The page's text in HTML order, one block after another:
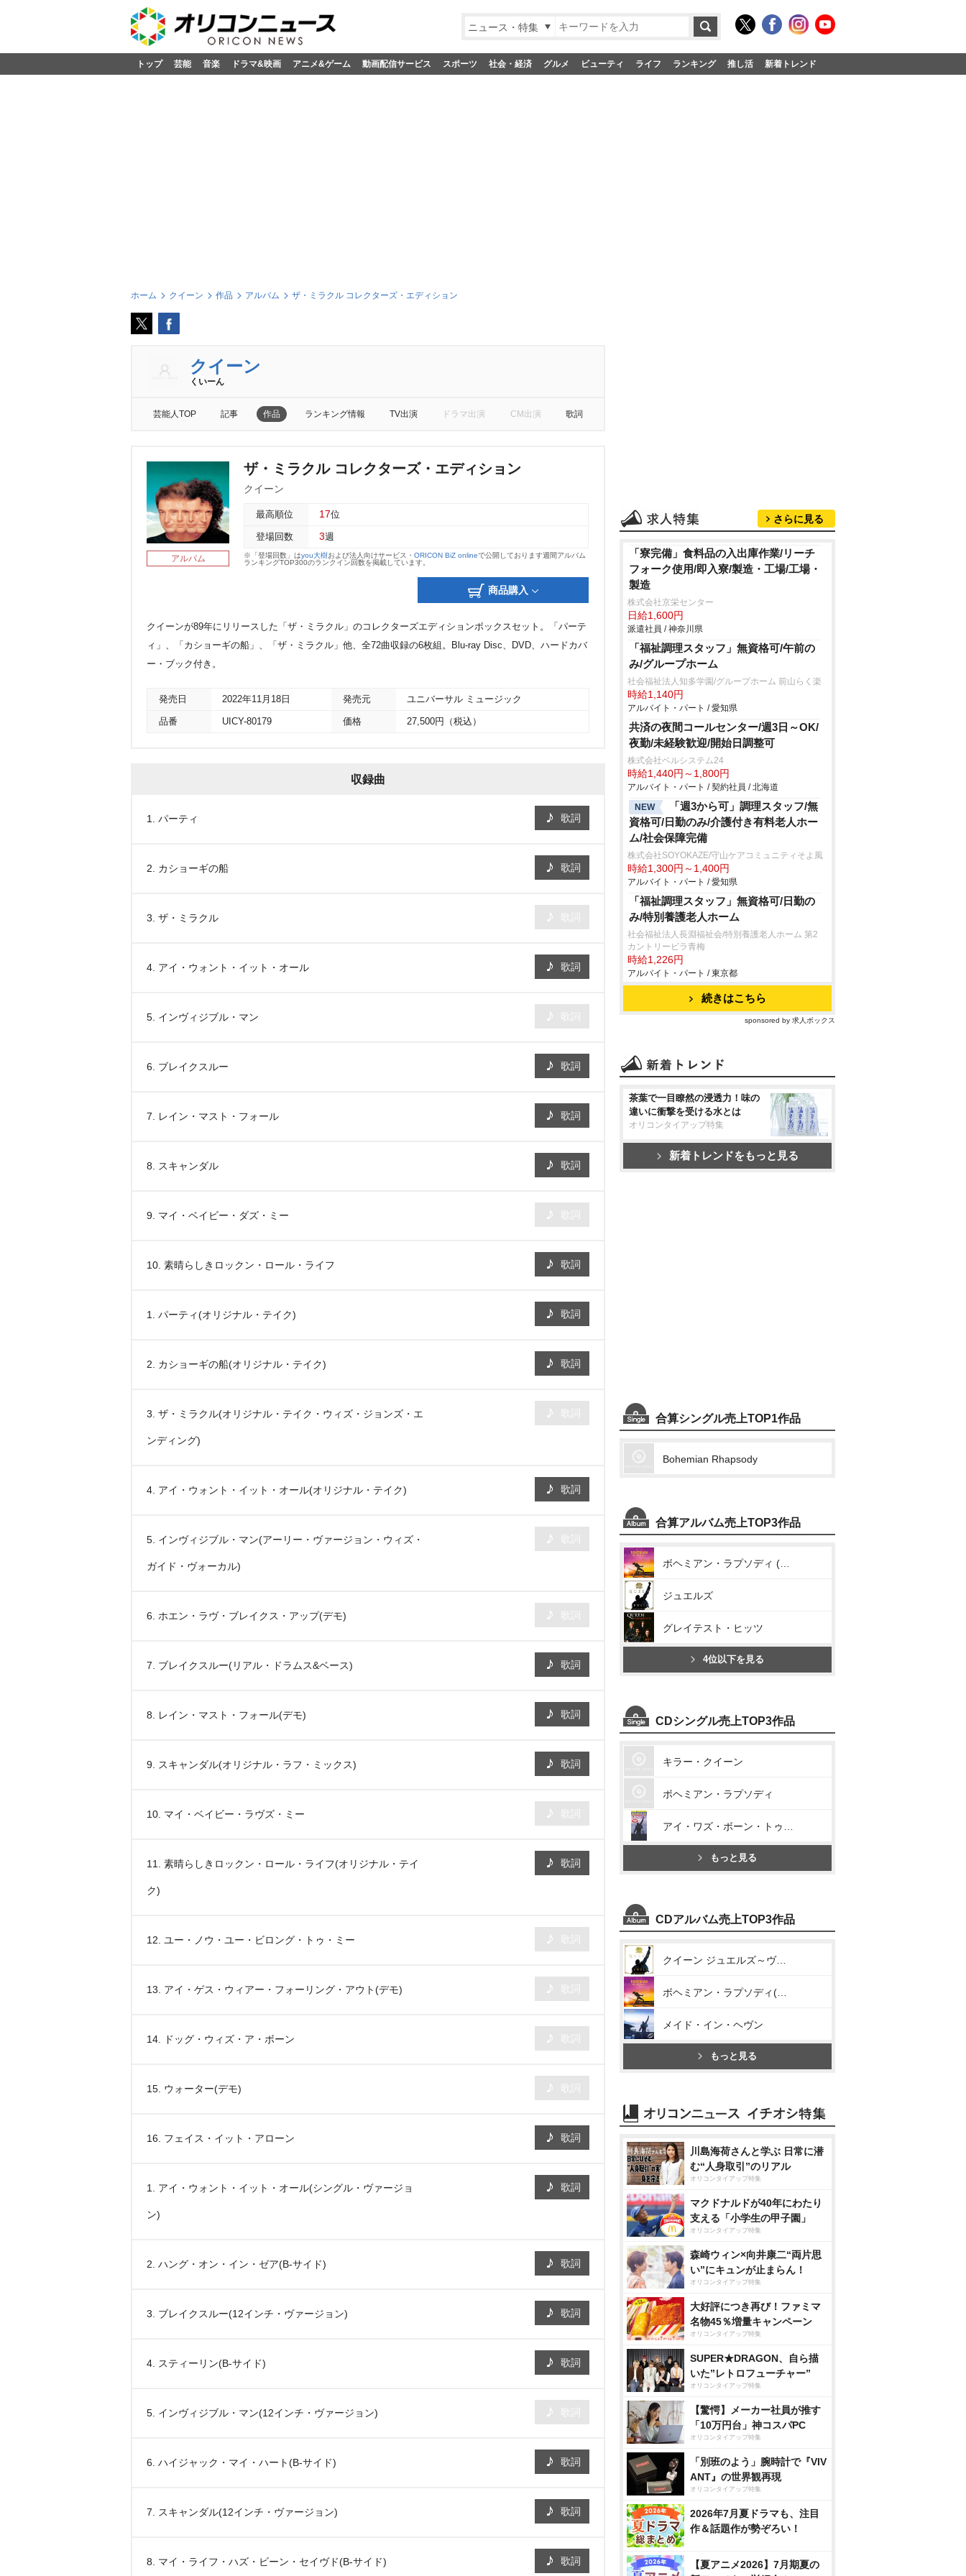
ニュース・特集
トップ 芸能 音楽 ドラマ&映画 アニメ&ゲーム 動画配信サービス スポーツ 社会・経済 グルメ ビューティ ライフ ランキング 推し活 新着トレンド
ホーム クイーン 作品 アルバム ザ・ミラクル コレクターズ・エディション
クイーン
くいーん
芸能人TOP 記事 作品 ランキング情報 TV出演 ドラマ出演 CM出演 歌詞
アルバム
ザ・ミラクル コレクターズ・エディション
クイーン
最高順位 17位
登場回数 3週
※「登場回数」はyou大樹および法人向けサービス・ ORICON BiZ onlineで公開しております週間アルバム
ランキングTOP300のランクイン回数を掲載しています。
商品購入
クイーンが89年にリリースした「ザ・ミラクル」のコレクターズエディションボックスセット。「パーテ
ィ」、「カショーギの船」、「ザ・ミラクル」他、全72曲収録の6枚組。Blu-ray Disc、DVD、ハードカバ
ー・ブック付き。
発売日 2022年11月18日 発売元 ユニバーサル ミュージック
品番 UICY-80179 価格 27,500円（税込）
収録曲
1. パーティ 歌詞
2. カショーギの船 歌詞
3. ザ・ミラクル
4. アイ・ウォント・イット・オール 歌詞
5. インヴィジブル・マン
6. ブレイクスルー 歌詞
7. レイン・マスト・フォール 歌詞
8. スキャンダル 歌詞
9. マイ・ベイビー・ダズ・ミー
10. 素晴らしきロックン・ロール・ライフ 歌詞
1. パーティ(オリジナル・テイク) 歌詞
2. カショーギの船(オリジナル・テイク) 歌詞
3. ザ・ミラクル(オリジナル・テイク・ウィズ・ジョンズ・エ
ンディング)
4. アイ・ウォント・イット・オール(オリジナル・テイク) 歌詞
5. インヴィジブル・マン(アーリー・ヴァージョン・ウィズ・
ガイド・ヴォーカル)
6. ホエン・ラヴ・ブレイクス・アップ(デモ)
7. ブレイクスルー(リアル・ドラムス&ベース) 歌詞
8. レイン・マスト・フォール(デモ) 歌詞
9. スキャンダル(オリジナル・ラフ・ミックス) 歌詞
10. マイ・ベイビー・ラヴズ・ミー
11. 素晴らしきロックン・ロール・ライフ(オリジナル・テイ
ク)
歌詞
12. ユー・ノウ・ユー・ビロング・トゥ・ミー
13. アイ・ゲス・ウィアー・フォーリング・アウト(デモ)
14. ドッグ・ウィズ・ア・ボーン
15. ウォーター(デモ)
16. フェイス・イット・アローン 歌詞
1. アイ・ウォント・イット・オール(シングル・ヴァージョ
ン)
歌詞
2. ハング・オン・イン・ゼア(B-サイド) 歌詞
3. ブレイクスルー(12インチ・ヴァージョン) 歌詞
4. スティーリン(B-サイド) 歌詞
5. インヴィジブル・マン(12インチ・ヴァージョン)
6. ハイジャック・マイ・ハート(B-サイド) 歌詞
7. スキャンダル(12インチ・ヴァージョン) 歌詞
8. マイ・ライフ・ハズ・ビーン・セイヴド(B-サイド) 歌詞
さらに見る
「寮完備」食料品の入出庫作業/リーチ
フォーク使用/即入寮/製造・工場/工場・
製造
株式会社京栄センター
日給1,600円
派遣社員 / 神奈川県
「福祉調理スタッフ」無資格可/午前の
み/グループホーム
社会福祉法人知多学園/グループホーム 前山らく楽
時給1,140円
アルバイト・パート / 愛知県
共済の夜間コールセンター/週3日～OK/
夜勤/未経験歓迎/開始日調整可
株式会社ベルシステム24
時給1,440円～1,800円
アルバイト・パート / 契約社員 / 北海道
NEW
「週3から可」調理スタッフ/無
資格可/日勤のみ/介護付き有料老人ホー
ム/社会保障完備
株式会社SOYOKAZE/守山ケアコミュニティそよ風
時給1,300円～1,400円
アルバイト・パート / 愛知県
「福祉調理スタッフ」無資格可/日勤の
み/特別養護老人ホーム
社会福祉法人長淵福祉会/特別養護老人ホーム 第2
カントリービラ青梅
時給1,226円
アルバイト・パート / 東京都
続きはこちら
sponsored by 求人ボックス
茶葉で一目瞭然の浸透力！味の
違いに衝撃を受ける水とは
オリコンタイアップ特集
新着トレンドをもっと見る
合算シングル売上TOP1作品
Bohemian Rhapsody
合算アルバム売上TOP3作品
ジュエルズ
グレイテスト・ヒッツ
4位以下を見る
CDシングル売上TOP3作品
キラー・クイーン
ボヘミアン・ラプソディ
もっと見る
CDアルバム売上TOP3作品
クイーン ジュエルズ～ヴェリー・ベスト・オブ・クイーン～
メイド・イン・ヘヴン
もっと見る
川島海荷さんと学ぶ 日常に潜
む“人身取引”のリアル
オリコンタイアップ特集
マクドナルドが40年にわたり
支える「小学生の甲子園」
オリコンタイアップ特集
森崎ウィン×向井康二“両片思
い”にキュンが止まらん！
オリコンタイアップ特集
大好評につき再び！ファミマ
名物45％増量キャンペーン
オリコンタイアップ特集
SUPER★DRAGON、自ら描
いた”レトロフューチャー”
オリコンタイアップ特集
【驚愕】メーカー社員が推す
「10万円台」神コスパPC
オリコンタイアップ特集
「別班のよう」腕時計で『VIV
ANT』の世界観再現
オリコンタイアップ特集
2026年7月夏ドラマも、注目
作＆話題作が勢ぞろい！
【夏アニメ2026】7月期夏の